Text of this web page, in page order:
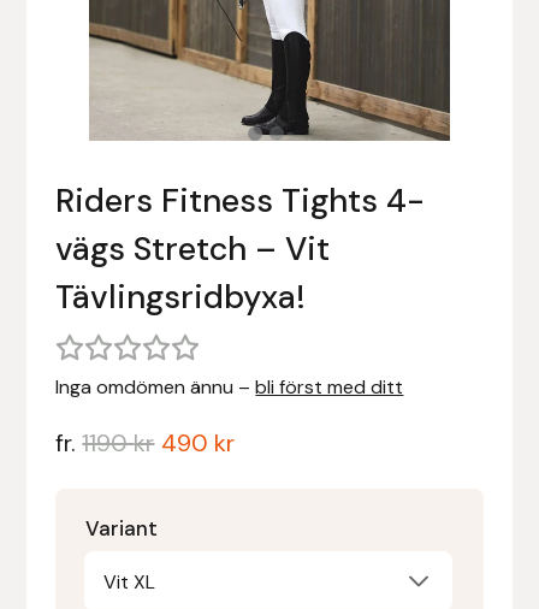
Riders Fitness Tights 4-
vägs Stretch – Vit
Tävlingsridbyxa!
Inga omdömen ännu –bli först med ditt
fr. 1190kr 490 kr
Variant
Vit XL
Stigläder
Vojlockar och schabrak
Träning och longering
Tränsdelar och tyglar
Ridbyxor, kjolar, overaller mm
Ridjackor, kappor, västar mm
Väskor, bagar, påsar mm
Beris Bits
Borstiq
Bucas
Charles Owen
Denni Design